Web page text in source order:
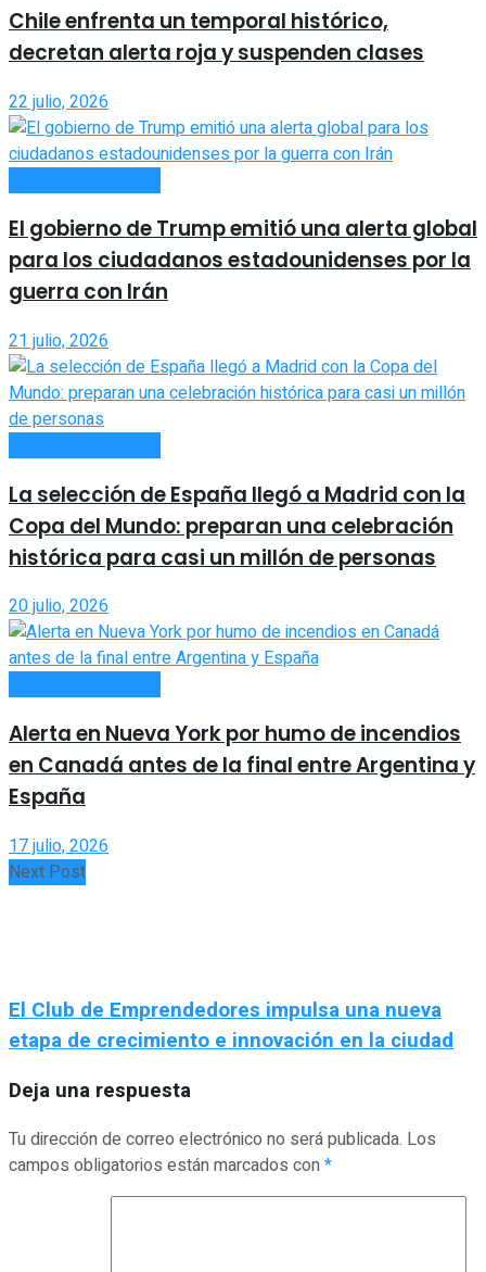
Chile enfrenta un temporal histórico,
decretan alerta roja y suspenden clases
22 julio, 2026
El gobierno de Trump emitió una alerta global
para los ciudadanos estadounidenses por la
guerra con Irán
21 julio, 2026
La selección de España llegó a Madrid con la
Copa del Mundo: preparan una celebración
histórica para casi un millón de personas
20 julio, 2026
Alerta en Nueva York por humo de incendios
en Canadá antes de la final entre Argentina y
España
17 julio, 2026
Next Post
El Club de Emprendedores impulsa una nueva
etapa de crecimiento e innovación en la ciudad
Deja una respuesta
Tu dirección de correo electrónico no será publicada. Los
campos obligatorios están marcados con*